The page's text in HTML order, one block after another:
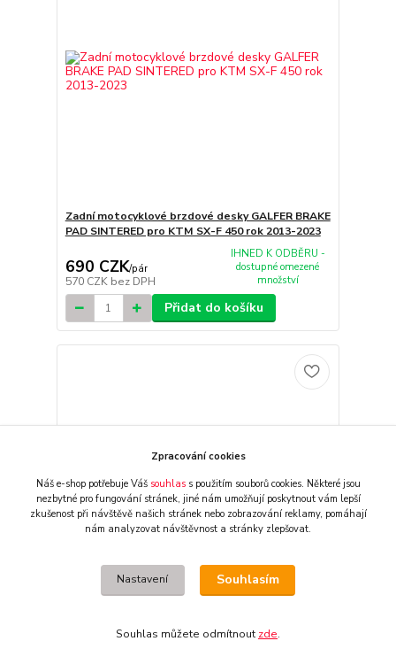
Zadní motocyklové brzdové desky GALFER BRAKE
PAD SINTERED pro KTM SX-F 450 rok 2013-2023
690 CZK/pár
570 CZK bez DPH
IHNED K ODBĚRU -
dostupné omezené
množství
Přidat do košíku
Zadní motocyklové brzdové desky GALFER BRAKE
PAD SINTERED pro KTM XC 150 rok 2008-2015
Zpracování cookies
Náš e-shop potřebuje Váš souhlass použitím souborů cookies. Některé jsou
nezbytné pro fungování stránek, jiné nám umožňují poskytnout vám lepší
zkušenost při návštěvě našich stránek nebo zobrazování reklamy, pomáhají
nám analyzovat návštěvnost a stránky zlepšovat.
Nastavení Souhlasím
Souhlas můžete odmítnout zde.